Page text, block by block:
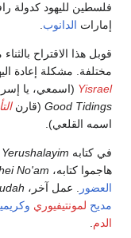
فلسطين لليهود كدولة
إمارات الدانوب
قوبل هذا الاقتراح
مختلفة. مشكلة إعادة
Yisrael (اسمعي، يا إسرائيل)، 1861
Good Tidings (قارن
اسمه القلعي).
في كتابه
هاجموا كتابه، No'am
العضور
. عمل آخر،
مديح لمونتیفیوري
الدم